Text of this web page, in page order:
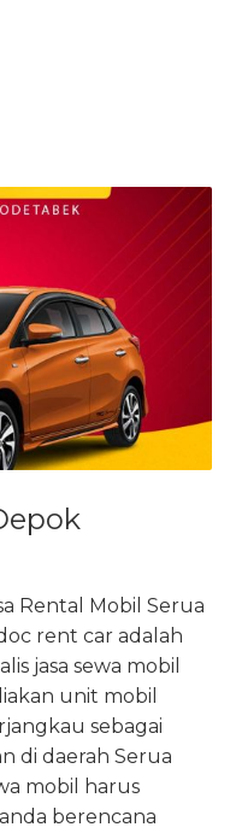
Rental Mobil Serua
rent car adalah
jasa sewa mobil
unit mobil
sebagai
di daerah Serua
mobil harus
berencana